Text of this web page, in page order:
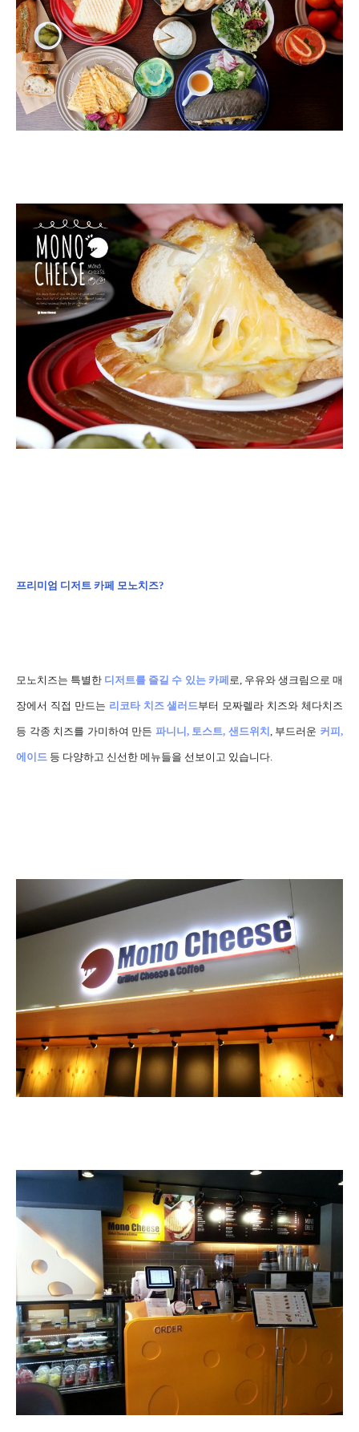
프리미엄 디저트 카페 모노치즈?
모노치즈는 특별한 디저트를 즐길 수 있는 카페 로, 우유와 생크림으로 매
장에서 직접 만드는 리코타 치즈 샐러드부터 모짜렐라 치즈와 체다치즈
등 각종 치즈를 가미하여 만든 파니니, 토스트, 샌드위치 , 부드러운 커피,
에이드 등 다양하고 신선한 메뉴들을 선보이고 있습니다.